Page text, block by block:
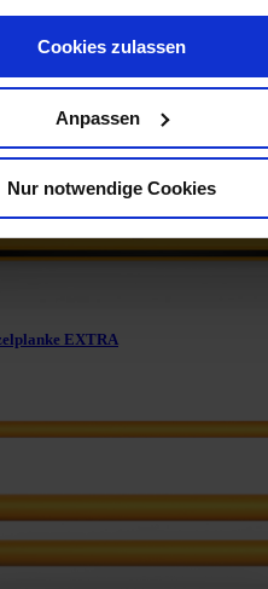
Cookies zulassen
Anpassen
Nur notwendige Cookies
EXTRA